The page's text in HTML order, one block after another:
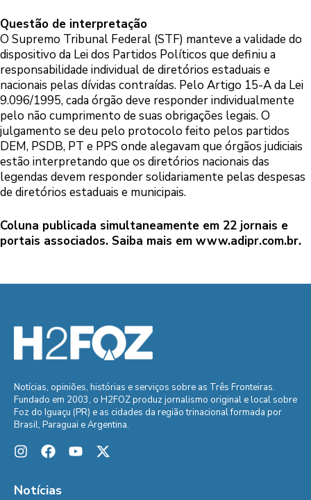
Questão de interpretação
O Supremo Tribunal Federal (STF) manteve a validade do
dispositivo da Lei dos Partidos Políticos que definiu a
responsabilidade individual de diretórios estaduais e
nacionais pelas dívidas contraídas. Pelo Artigo 15-A da Lei
9.096/1995, cada órgão deve responder individualmente
pelo não cumprimento de suas obrigações legais. O
julgamento se deu pelo protocolo feito pelos partidos
DEM, PSDB, PT e PPS onde alegavam que órgãos judiciais
estão interpretando que os diretórios nacionais das
legendas devem responder solidariamente pelas despesas
de diretórios estaduais e municipais.
Coluna publicada simultaneamente em 22 jornais e
portais associados. Saiba mais em www.adipr.com.br.
Notícias, opiniões, histórias e serviços sobre as Três Fronteiras.
Fundado em 2003, o H2FOZ produz jornalismo original e local sobre
Foz do Iguaçu (PR) e as cidades da região trinacional formada por
Brasil, Paraguai e Argentina.
Notícias